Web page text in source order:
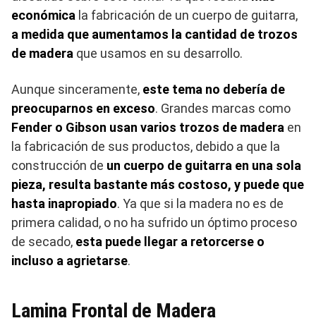
económica la fabricación de un cuerpo de guitarra,
a medida que aumentamos la cantidad de trozos
de madera que usamos en su desarrollo.
Aunque sinceramente, este tema no debería de
preocuparnos en exceso. Grandes marcas como
Fender o Gibson usan varios trozos de madera en
la fabricación de sus productos, debido a que la
construcción de un cuerpo de guitarra en una sola
pieza, resulta bastante más costoso, y puede que
hasta inapropiado. Ya que si la madera no es de
primera calidad, o no ha sufrido un óptimo proceso
de secado, esta puede llegar a retorcerse o
incluso a agrietarse.
Lamina Frontal de Madera